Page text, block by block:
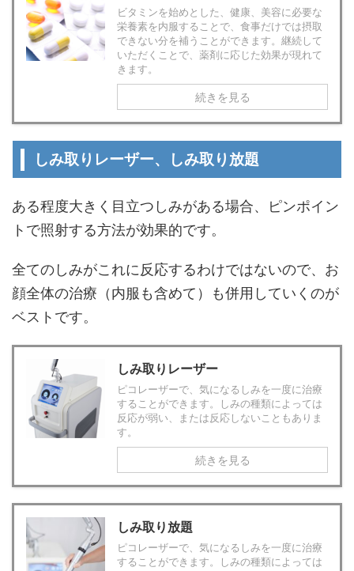
ビタミンを始めとした、健康、美容に必要な
栄養素を内服することで、食事だけでは摂取
できない分を補うことができます。継続して
いただくことで、薬剤に応じた効果が現れて
きます。
続きを見る
しみ取りレーザー、しみ取り放題
ある程度大きく目立つしみがある場合、ピンポイン
トで照射する方法が効果的です。
全てのしみがこれに反応するわけではないので、お
顔全体の治療（内服も含めて）も併用していくのが
ベストです。
しみ取りレーザー
ピコレーザーで、気になるしみを一度に治療
することができます。しみの種類によっては
反応が弱い、または反応しないこともありま
す。
続きを見る
しみ取り放題
ピコレーザーで、気になるしみを一度に治療
することができます。しみの種類によっては